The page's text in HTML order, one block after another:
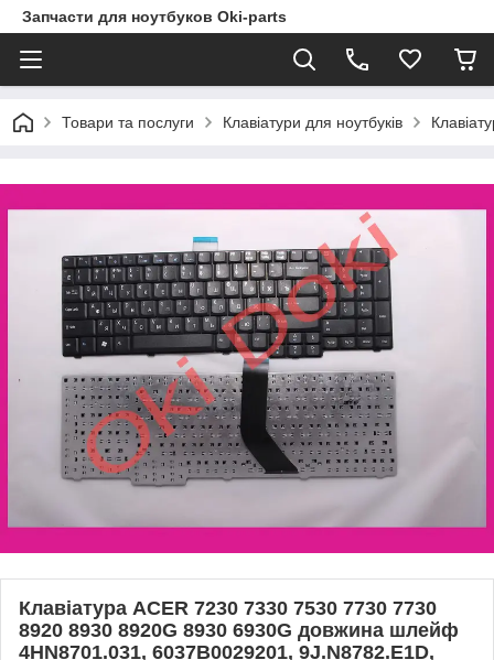
Запчасти для ноутбуков Oki-parts
Товари та послуги Клавіатури для ноутбуків
Клавіатура ACER 7230 7330 7530 7730 7730
8920 8930 8920G 8930 6930G довжина шлейф
4HN8701.031, 6037B0029201, 9J.N8782.E1D,